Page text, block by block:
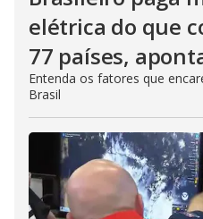
elétrica do que
77 países,
Entenda os fatores que
Brasil